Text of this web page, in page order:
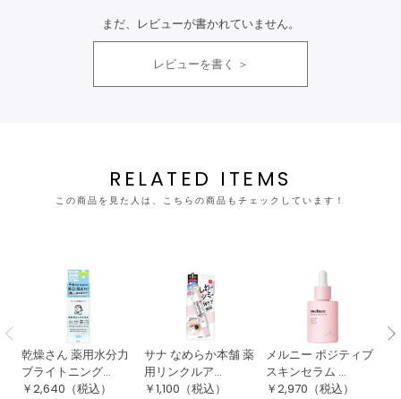
まだ、レビューが書かれていません。
レビューを書く
RELATED ITEMS
この商品を見た人は、こちらの商品もチェックしています！
乾燥さん 薬用水分力
ブライトニング...
￥2,640 （税込）
サナ なめらか本舗 薬
用リンクルア...
￥1,100 （税込）
メルニー ポジティブ
スキンセラム ...
￥2,970 （税込）